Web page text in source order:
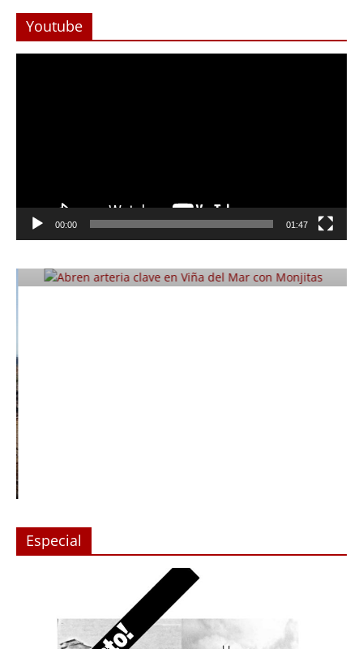
Youtube
00:00 01:47
Abren arteria clave en Viña del Mar
con Monjitas
Especial